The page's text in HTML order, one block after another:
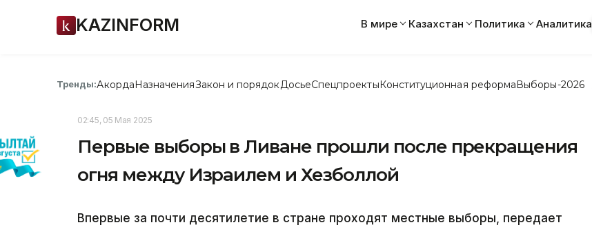
KAZINFORM В мире Казахстан Политика Аналитика
Тренды:АкордаНазначенияЗакон и порядок ДосьеСпецпроектыКонституционная реформаВыборы-2026
02:45, 05 Мая 2025
Первые выборы в Ливане прошли после прекращения
огня между Израилем и Хезболлой
Впервые за почти десятилетие в стране проходят местные выборы, передает